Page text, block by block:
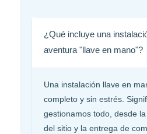
¿Qué incluye una
aventura "llave en mano"?
Una instalación llave en
completo y sin estrés.
gestionamos todo, desde
del sitio y la entrega de